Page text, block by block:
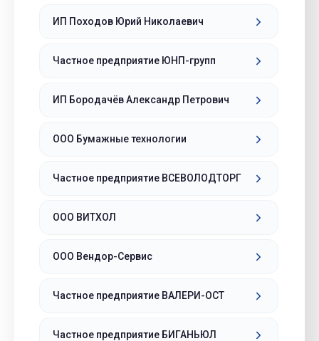
ИП Походов Юрий Николаевич
Частное предприятие ЮНП-групп
ИП Бородачёв Александр Петрович
ООО Бумажные технологии
Частное предприятие ВСЕВОЛОДТОРГ
ООО ВИТХОЛ
ООО Вендор-Сервис
Частное предприятие ВАЛЕРИ-ОСТ
Частное предприятие БИГАНЬЮЛ